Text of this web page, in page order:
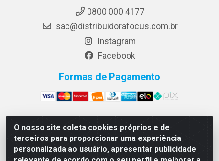
O nosso site coleta cookies próprios e de
terceiros para proporcionar uma experiência
personalizada ao usuário, apresentar publicidade
0800 000 4177
sac@distribuidorafocus.com.br
Instagram
Facebook
Formas de Pagamento
Focus Distribuidora LTDA - Rua Republica Eslovaca, 1121
- Muribeca, Jaboatão dos Guararapes/PE - CEP 54350-
195 - CNPJ 10.960.053/0001-08